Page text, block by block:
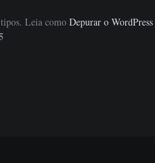
Leia como Depurar o WordPress